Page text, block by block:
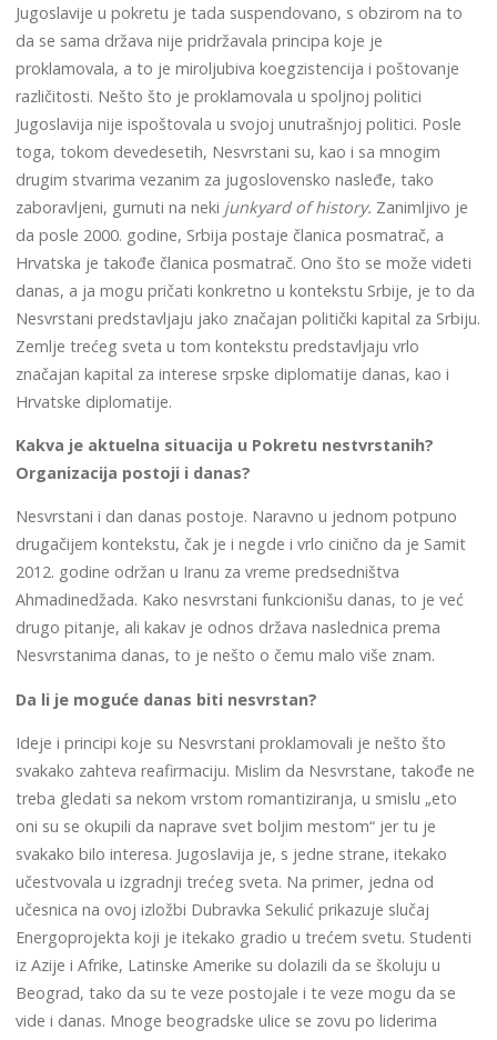
Jugoslavije u pokretu je tada suspendovano, s obzirom na to
da se sama država nije pridržavala principa koje je
proklamovala, a to je miroljubiva koegzistencija i poštovanje
različitosti. Nešto što je proklamovala u spoljnoj politici
Jugoslavija nije ispoštovala u svojoj unutrašnjoj politici. Posle
toga, tokom devedesetih, Nesvrstani su, kao i sa mnogim
drugim stvarima vezanim za jugoslovensko nasleđe, tako
zaboravljeni, gurnuti na neki junkyard of history. Zanimljivo je
da posle 2000. godine, Srbija postaje članica posmatrač, a
Hrvatska je takođe članica posmatrač. Ono što se može videti
danas, a ja mogu pričati konkretno u kontekstu Srbije, je to da
Nesvrstani predstavljaju jako značajan politički kapital za Srbiju.
Zemlje trećeg sveta u tom kontekstu predstavljaju vrlo
značajan kapital za interese srpske diplomatije danas, kao i
Hrvatske diplomatije.
Kakva je aktuelna situacija u Pokretu nestvrstanih?
Organizacija postoji i danas?
Nesvrstani i dan danas postoje. Naravno u jednom potpuno
drugačijem kontekstu, čak je i negde i vrlo cinično da je Samit
2012. godine održan u Iranu za vreme predsedništva
Ahmadinedžada. Kako nesvrstani funkcionišu danas, to je već
drugo pitanje, ali kakav je odnos država naslednica prema
Nesvrstanima danas, to je nešto o čemu malo više znam.
Da li je moguće danas biti nesvrstan?
Ideje i principi koje su Nesvrstani proklamovali je nešto što
svakako zahteva reafirmaciju. Mislim da Nesvrstane, takođe ne
treba gledati sa nekom vrstom romantiziranja, u smislu „eto
oni su se okupili da naprave svet boljim mestom“ jer tu je
svakako bilo interesa. Jugoslavija je, s jedne strane, itekako
učestvovala u izgradnji trećeg sveta. Na primer, jedna od
učesnica na ovoj izložbi Dubravka Sekulić prikazuje slučaj
Energoprojekta koji je itekako gradio u trećem svetu. Studenti
iz Azije i Afrike, Latinske Amerike su dolazili da se školuju u
Beograd, tako da su te veze postojale i te veze mogu da se
vide i danas. Mnoge beogradske ulice se zovu po liderima